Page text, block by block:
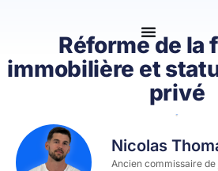
Réforme de la
immobilière et
privé
Nicolas
Ancien commissaire de